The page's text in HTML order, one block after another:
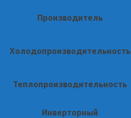
Производитель
Холодопроизводительность
Теплопроизводительность
Инверторный